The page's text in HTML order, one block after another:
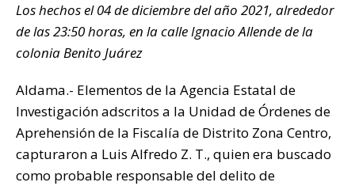
at
s
p
p
c
e
o
o
k
it
te
p
y
n
k
m
p
ti
r
Los hechos el 04 de diciembre del año 2021, alrededor
de las 23:50 horas, en la calle Ignacio Allende de la
colonia Benito Juárez
Aldama.- Elementos de la Agencia Estatal de
Investigación adscritos a la Unidad de Órdenes de
Aprehensión de la Fiscalía de Distrito Zona Centro,
capturaron a Luis Alfredo Z. T., quien era buscado
como probable responsable del delito de